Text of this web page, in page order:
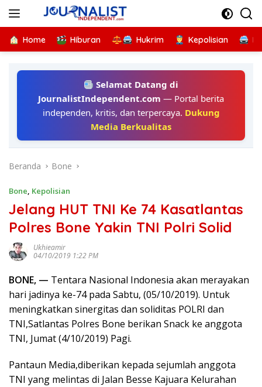
Home Hiburan Hukrim Kepolisian
Selamat Datang di
JournalistIndependent.com — Portal berita
independen, kritis, dan terpercaya. Dukung
Media Berkualitas
Beranda Bone
Bone, Kepolisian
Jelang HUT TNI Ke 74 Kasatlantas
Polres Bone Yakin TNI Polri Solid
Ukhieamir
04/10/2019 1:22 PM
BONE, — Tentara Nasional Indonesia akan merayakan
hari jadinya ke-74 pada Sabtu, (05/10/2019). Untuk
meningkatkan sinergitas dan soliditas POLRI dan
TNI,Satlantas Polres Bone berikan Snack ke anggota
TNI, Jumat (4/10/2019) Pagi.
Pantaun Media,diberikan kepada sejumlah anggota
TNI yang melintas di Jalan Besse Kajuara Kelurahan